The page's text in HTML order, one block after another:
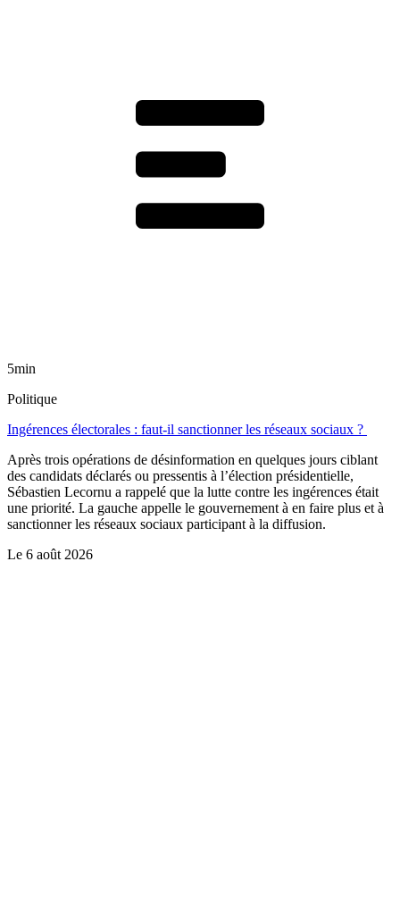
5min
Politique
Ingérences électorales : faut-il sanctionner les réseaux sociaux ?
Après trois opérations de désinformation en quelques jours ciblant
des candidats déclarés ou pressentis à l’élection présidentielle,
Sébastien Lecornu a rappelé que la lutte contre les ingérences était
une priorité. La gauche appelle le gouvernement à en faire plus et à
sanctionner les réseaux sociaux participant à la diffusion.
Le 6 août 2026